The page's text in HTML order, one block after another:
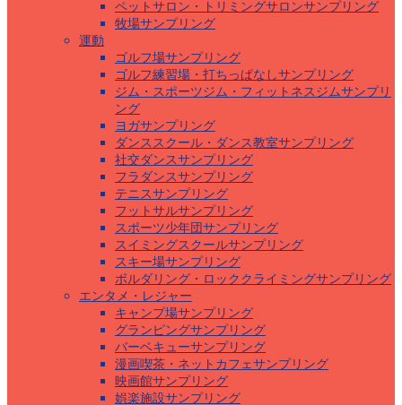
ペットサロン・トリミングサロンサンプリング
牧場サンプリング
運動
ゴルフ場サンプリング
ゴルフ練習場・打ちっぱなしサンプリング
ジム・スポーツジム・フィットネスジムサンプリ
ング
ヨガサンプリング
ダンススクール・ダンス教室サンプリング
社交ダンスサンプリング
フラダンスサンプリング
テニスサンプリング
フットサルサンプリング
スポーツ少年団サンプリング
スイミングスクールサンプリング
スキー場サンプリング
ボルダリング・ロッククライミングサンプリング
エンタメ・レジャー
キャンプ場サンプリング
グランピングサンプリング
バーベキューサンプリング
漫画喫茶・ネットカフェサンプリング
映画館サンプリング
娯楽施設サンプリング